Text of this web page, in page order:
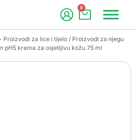
0
Proizvodi za lice i tijelo / Proizvodi za njegu
pH5 krema za osjetljivu kožu 75 ml